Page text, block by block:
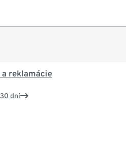
reklamácie
dní